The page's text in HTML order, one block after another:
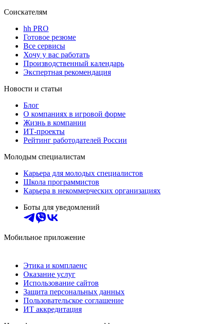
Соискателям
hh PRO
Готовое резюме
Все сервисы
Хочу у вас работать
Производственный календарь
Экспертная рекомендация
Новости и статьи
Блог
О компаниях в игровой форме
Жизнь в компании
ИТ-проекты
Рейтинг работодателей России
Молодым специалистам
Карьера для молодых специалистов
Школа программистов
Карьера в некоммерческих организациях
Боты для уведомлений
Мобильное приложение
Этика и комплаенс
Оказание услуг
Использование сайтов
Защита персональных данных
Пользовательское соглашение
ИТ аккредитация